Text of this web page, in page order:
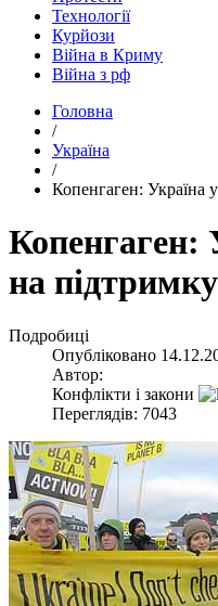
Технології
Курйози
Війна в Криму
Війна з рф
Головна
/
Україна
/
Копенгаген: Україна
Копенгаген:
на
Подробиці
Опубліковано
Автор:
Конфлікти і закони
Переглядів: 7043